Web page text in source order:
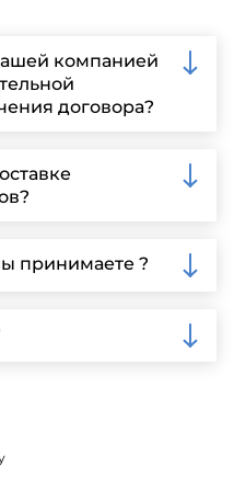
компанией
договора?
почту или
для более
встречи.
собственный
и надежной
принимаете ?
переводы,
информацию о